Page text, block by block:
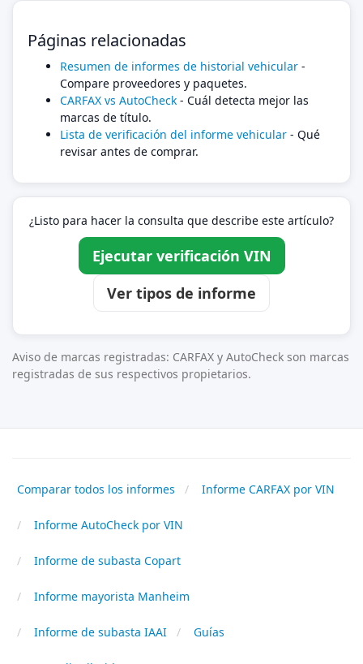
Páginas relacionadas
Resumen de informes de historial vehicular -
Compare proveedores y paquetes.
CARFAX vs AutoCheck - Cuál detecta mejor las
marcas de título.
Lista de verificación del informe vehicular - Qué
revisar antes de comprar.
¿Listo para hacer la consulta que describe este artículo?
Ejecutar verificación VIN
Ver tipos de informe
Aviso de marcas registradas: CARFAX y AutoCheck son marcas
registradas de sus respectivos propietarios.
Comparar todos los informes Informe CARFAX por VIN
Informe AutoCheck por VIN
Informe de subasta Copart
Informe mayorista Manheim
Informe de subasta IAAI Guías